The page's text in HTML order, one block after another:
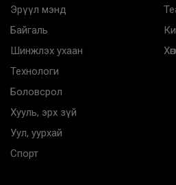
Эрүүл мэнд
Байгаль
Шинжлэх ухаан
Технологи
Боловсрол
Хууль, эрх зүй
Уул, уурхай
Спорт